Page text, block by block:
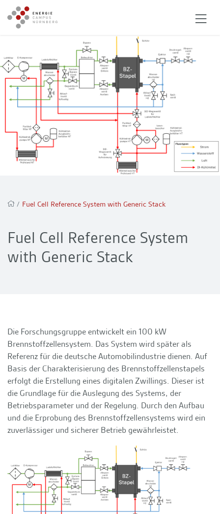
/ Fuel Cell Reference System with Generic Stack
Fuel Cell Reference System
with Generic Stack
Die Forschungsgruppe entwickelt ein 100 kW
Brennstoffzellensystem. Das System wird später als
Referenz für die deutsche Automobilindustrie dienen. Auf
Basis der Charakterisierung des Brennstoffzellenstapels
erfolgt die Erstellung eines digitalen Zwillings. Dieser ist
die Grundlage für die Auslegung des Systems, der
Betriebsparameter und der Regelung. Durch den Aufbau
und die Erprobung des Brennstoffzellensystems wird ein
zuverlässiger und sicherer Betrieb gewährleistet.